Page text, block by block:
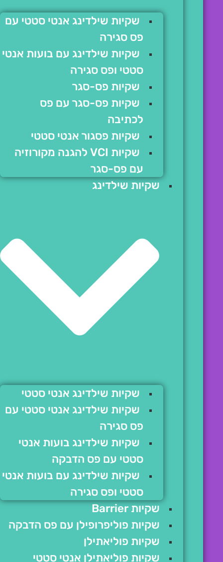
שקיות שילדינג אנטי סטטי עם
פס סגירה
שקיות שילדינג עם בועות אנטי
סטטי ופס סגירה
שקיות פס-סגר
שקיות פס-סגר עם פס
לכתיבה
שקיות פסגור אנטי סטטי
שקיות VCI להגנה מקורוזיה
עם פס-סגר
שקיות שילדינג
שקיות שילדינג אנטי סטטי
שקיות שילדינג אנטי סטטי עם
פס סגירה
שקיות שילדינג בועות אנטי
סטטי עם פס הדבקה
שקיות שילדינג עם בועות אנטי
סטטי ופס סגירה
שקיות Barrier
שקיות פוליפרופילן עם פס הדבקה
שקיות פוליאתילן
שקיות פוליאתילן אנטי סטטי